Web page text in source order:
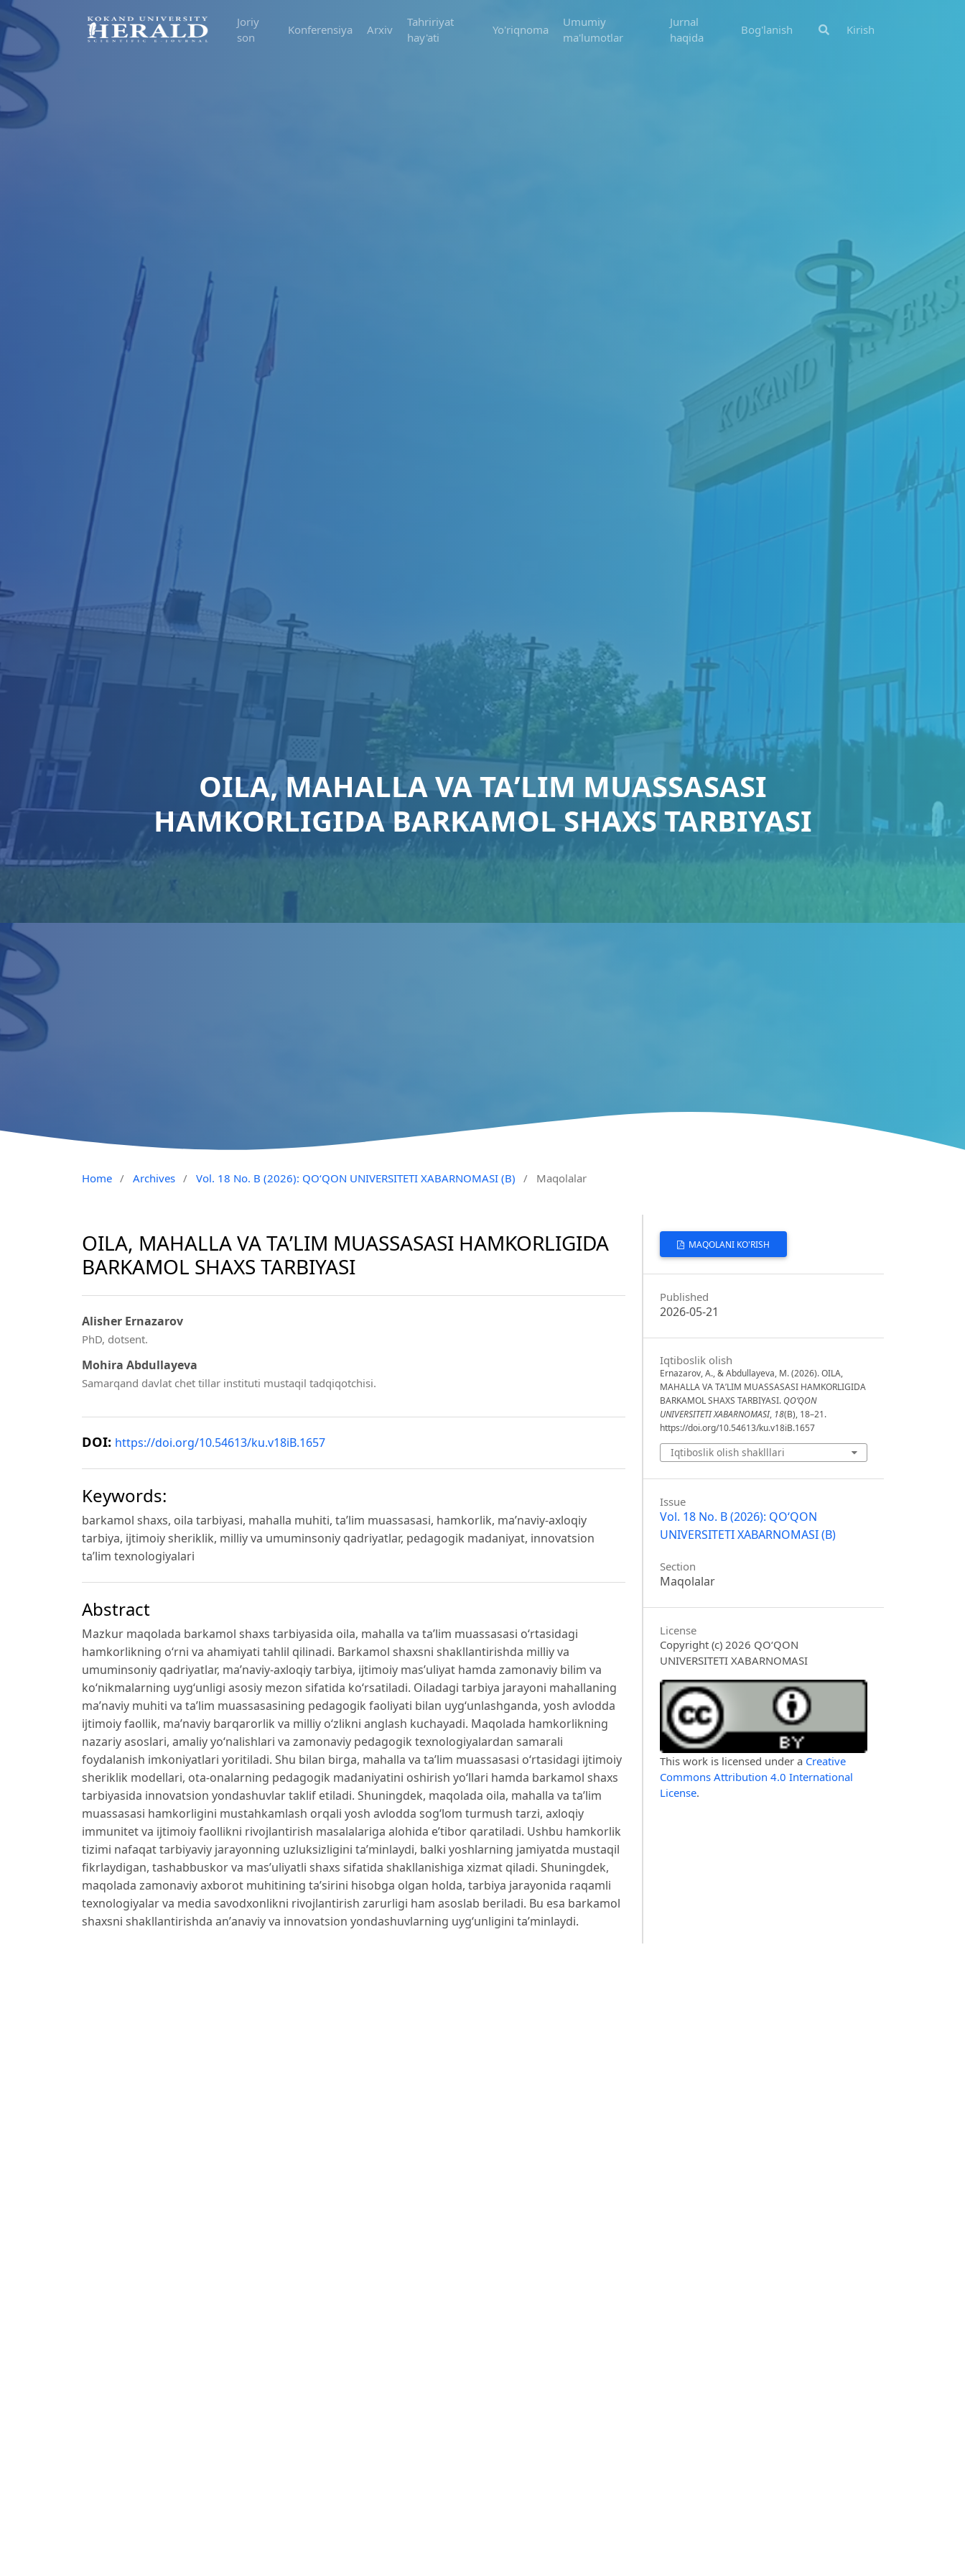
Joriy
son
Konferensiya Arxiv
Tahririyat
hay'ati
Yo'riqnoma
Umumiy
ma'lumotlar
Jurnal
haqida
Bog'lanish Kirish
OILA, MAHALLA VA TAʼLIM MUASSASASI
HAMKORLIGIDA BARKAMOL SHAXS TARBIYASI
Home / Archives / Vol. 18 No. B (2026): QO‘QON UNIVERSITETI XABARNOMASI (B) / Maqolalar
OILA, MAHALLA VA TAʼLIM MUASSASASI HAMKORLIGIDA
BARKAMOL SHAXS TARBIYASI
Alisher Ernazarov
PhD, dotsent.
Mohira Abdullayeva
Samarqand davlat chet tillar instituti mustaqil tadqiqotchisi.
DOI: https://doi.org/10.54613/ku.v18iB.1657
Keywords:
barkamol shaxs, oila tarbiyasi, mahalla muhiti, taʼlim muassasasi, hamkorlik, maʼnaviy-axloqiy
tarbiya, ijtimoiy sheriklik, milliy va umuminsoniy qadriyatlar, pedagogik madaniyat, innovatsion
taʼlim texnologiyalari
Abstract
Mazkur maqolada barkamol shaxs tarbiyasida oila, mahalla va taʼlim muassasasi oʻrtasidagi
hamkorlikning oʻrni va ahamiyati tahlil qilinadi. Barkamol shaxsni shakllantirishda milliy va
umuminsoniy qadriyatlar, maʼnaviy-axloqiy tarbiya, ijtimoiy masʼuliyat hamda zamonaviy bilim va
koʻnikmalarning uygʻunligi asosiy mezon sifatida koʻrsatiladi. Oiladagi tarbiya jarayoni mahallaning
maʼnaviy muhiti va taʼlim muassasasining pedagogik faoliyati bilan uygʻunlashganda, yosh avlodda
ijtimoiy faollik, maʼnaviy barqarorlik va milliy oʻzlikni anglash kuchayadi. Maqolada hamkorlikning
nazariy asoslari, amaliy yoʻnalishlari va zamonaviy pedagogik texnologiyalardan samarali
foydalanish imkoniyatlari yoritiladi. Shu bilan birga, mahalla va taʼlim muassasasi oʻrtasidagi ijtimoiy
sheriklik modellari, ota-onalarning pedagogik madaniyatini oshirish yoʻllari hamda barkamol shaxs
tarbiyasida innovatsion yondashuvlar taklif etiladi. Shuningdek, maqolada oila, mahalla va taʼlim
muassasasi hamkorligini mustahkamlash orqali yosh avlodda sogʻlom turmush tarzi, axloqiy
immunitet va ijtimoiy faollikni rivojlantirish masalalariga alohida eʼtibor qaratiladi. Ushbu hamkorlik
tizimi nafaqat tarbiyaviy jarayonning uzluksizligini taʼminlaydi, balki yoshlarning jamiyatda mustaqil
fikrlaydigan, tashabbuskor va masʼuliyatli shaxs sifatida shakllanishiga xizmat qiladi. Shuningdek,
maqolada zamonaviy axborot muhitining taʼsirini hisobga olgan holda, tarbiya jarayonida raqamli
texnologiyalar va media savodxonlikni rivojlantirish zarurligi ham asoslab beriladi. Bu esa barkamol
shaxsni shakllantirishda anʼanaviy va innovatsion yondashuvlarning uygʻunligini taʼminlaydi.
MAQOLANI KO'RISH
Published
2026-05-21
Iqtiboslik olish
Ernazarov, A., & Abdullayeva, M. (2026). OILA,
MAHALLA VA TAʼLIM MUASSASASI HAMKORLIGIDA
BARKAMOL SHAXS TARBIYASI. QO‘QON
UNIVERSITETI XABARNOMASI, 18(B), 18–21.
https://doi.org/10.54613/ku.v18iB.1657
Iqtiboslik olish shaklllari
Issue
Vol. 18 No. B (2026): QO‘QON
UNIVERSITETI XABARNOMASI (B)
Section
Maqolalar
License
Copyright (c) 2026 QO‘QON
UNIVERSITETI XABARNOMASI
This work is licensed under a Creative
Commons Attribution 4.0 International
License.